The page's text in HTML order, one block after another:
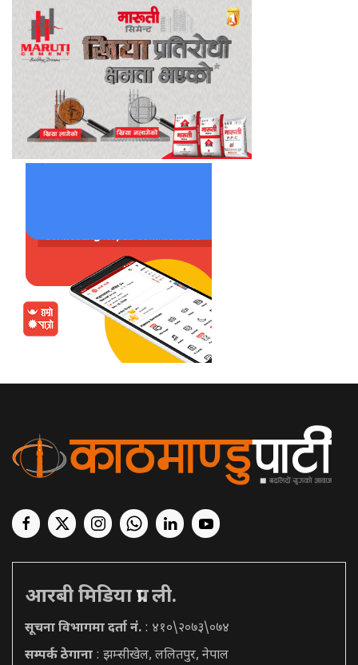
आरबी मिडिया प्रा. ली.
सूचना विभागमा दर्ता नं. : ४१०\२०७३\०७४
सम्पर्क ठेगाना : झम्सीखेल, ललितपुर, नेपाल